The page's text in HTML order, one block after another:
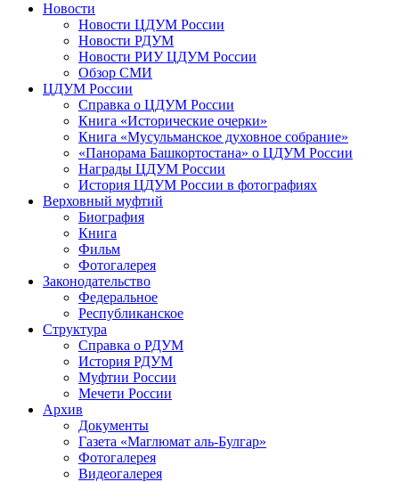
Новости
Новости ЦДУМ России
Новости РДУМ
Новости РИУ ЦДУМ России
Обзор СМИ
ЦДУМ России
Справка о ЦДУМ России
Книга «Исторические очерки»
Книга «Мусульманское духовное собрание»
«Панорама Башкортостана» о ЦДУМ России
Награды ЦДУМ России
История ЦДУМ России в фотографиях
Верховный муфтий
Биография
Книга
Фильм
Фотогалерея
Законодательство
Федеральное
Республиканское
Структура
Справка о РДУМ
История РДУМ
Муфтии России
Мечети России
Архив
Документы
Газета «Маглюмат аль-Булгар»
Фотогалерея
Видеогалерея